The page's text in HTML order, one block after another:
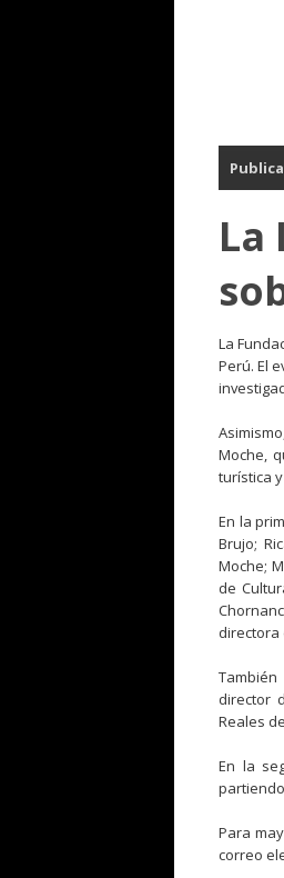
La
La
Perú. El
Moche,
turística
En la
Brujo;
Moche;
de
directora
director
Reales
En la
Para
correo